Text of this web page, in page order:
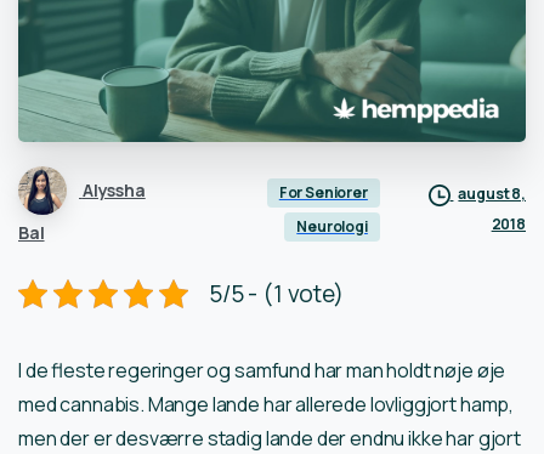
Alyssha
Bal
For Seniorer
Neurologi
august 8,
2018
5/5 - (1 vote)
I de fleste regeringer og samfund har man holdt nøje øje
med cannabis. Mange lande har allerede lovliggjort hamp,
men der er desværre stadig lande der endnu ikke har gjort